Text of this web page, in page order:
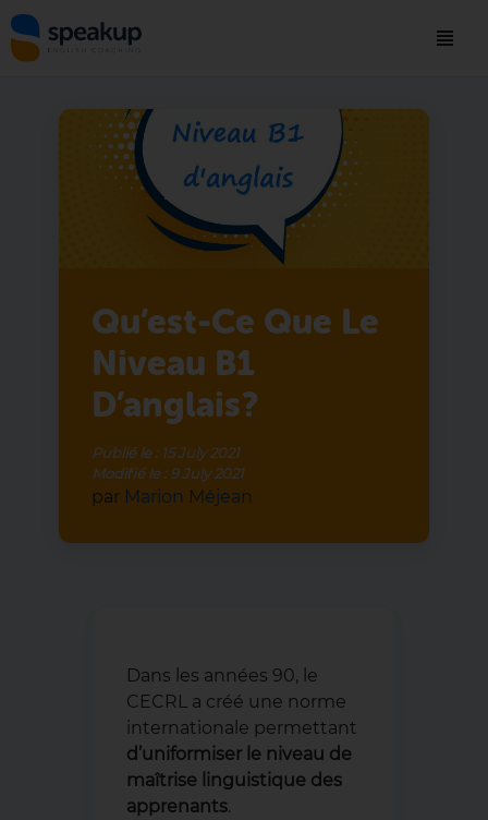
Qu’est-Ce Que Le
Niveau B1
D’anglais ?
Publié le : 15 July 2021
Modifié le : 9 July 2021
par Marion Méjean
Dans les années 90, le
CECRL a créé une norme
internationale permettant
d’uniformiser le niveau de
maîtrise linguistique des
apprenants.